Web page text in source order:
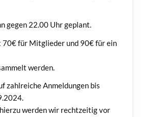
gegen 22.00 Uhr geplant.
für Mitglieder und 90€ für ein
werden.
zahlreiche Anmeldungen bis
werden wir rechtzeitig vor